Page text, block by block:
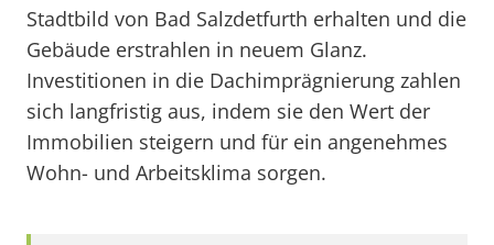
Stadtbild von Bad Salzdetfurth erhalten und die
Gebäude erstrahlen in neuem Glanz.
Investitionen in die Dachimprägnierung zahlen
sich langfristig aus, indem sie den Wert der
Immobilien steigern und für ein angenehmes
Wohn- und Arbeitsklima sorgen.